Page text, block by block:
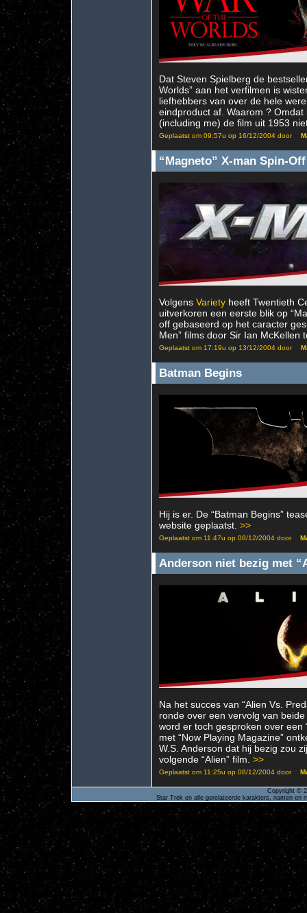
Dat Steven Spielberg de
Worlds” aan het verfilmen is
liefhebbers van over de hele
eindproduct af. Waarom ?
(including me) de film uit 1953
Geplaatst om 09:57u op 16/12/2004 door
“Magneto” X-man Spin-
Volgens Variety heeft Twentieth
uitverkoren een eerste blik op
off gebaseerd op het caracter
Men” films door Sir Ian McKellen
Geplaatst om 17:19u op 13/12/2004 door
Batman Begins
Hij is er. De “Batman Begins”
website geplaatst. >>
Geplaatst om 11:47u op 08/12/2004 door
Anderson niet bezig met
Na het succes van “Alien Vs.
ronde over een vervolg van
word er toch gesproken over een
met “Now Playing Magazine”
W.S. Anderson dat hij bezig zou
volgende “Alien” film. >>
Geplaatst om 11:25u op 08/12/2004 door
Copyright ©
Star Trek en alle gerelateerde karakters, namen en